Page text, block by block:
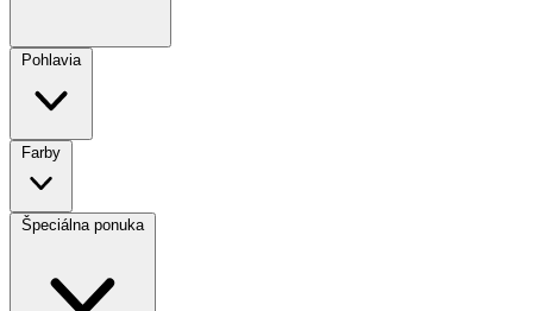
Pohlavia
Farby
Špeciálna ponuka